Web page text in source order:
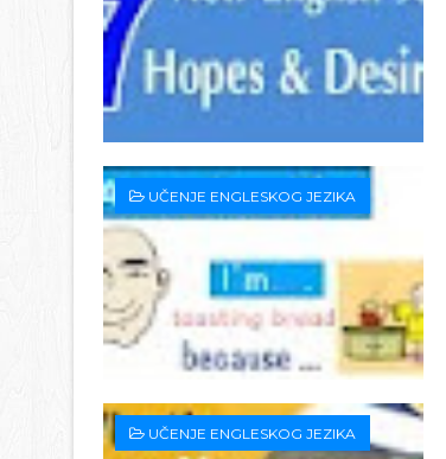
UČENJE ENGLESKOG JEZIKA
UČENJE ENGLESKOG JEZIKA